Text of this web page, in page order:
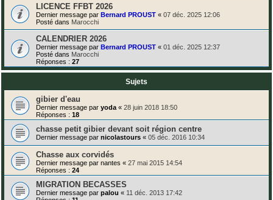
LICENCE FFBT 2026
Dernier message par Bernard PROUST « 07 déc. 2025 12:06
Posté dans Marocchi
CALENDRIER 2026
Dernier message par Bernard PROUST « 01 déc. 2025 12:37
Posté dans Marocchi
Réponses : 27
Sujets
gibier d'eau
Dernier message par yoda « 28 juin 2018 18:50
Réponses : 18
chasse petit gibier devant soit région centre
Dernier message par nicolastours « 05 déc. 2016 10:34
Chasse aux corvidés
Dernier message par nantes « 27 mai 2015 14:54
Réponses : 24
MIGRATION BECASSES
Dernier message par palou « 11 déc. 2013 17:42